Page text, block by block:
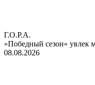
Г.О.Р.А.
«Победный сезон» увлек
08.08.2026